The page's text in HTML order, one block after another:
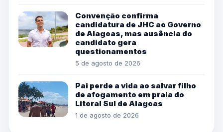
Convenção confirma
candidatura de JHC ao Governo
de Alagoas, mas ausência do
candidato gera
questionamentos
5 de agosto de 2026
Pai perde a vida ao salvar filho
de afogamento em praia do
Litoral Sul de Alagoas
1 de agosto de 2026